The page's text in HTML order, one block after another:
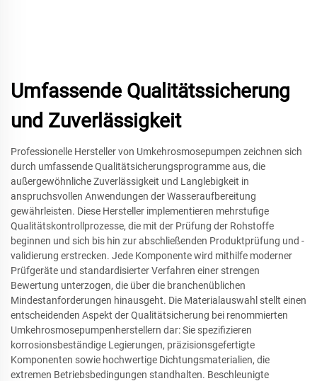
Umfassende Qualitätssicherung
und Zuverlässigkeit
Professionelle Hersteller von Umkehrosmosepumpen zeichnen sich
durch umfassende Qualitätsicherungsprogramme aus, die
außergewöhnliche Zuverlässigkeit und Langlebigkeit in
anspruchsvollen Anwendungen der Wasseraufbereitung
gewährleisten. Diese Hersteller implementieren mehrstufige
Qualitätskontrollprozesse, die mit der Prüfung der Rohstoffe
beginnen und sich bis hin zur abschließenden Produktprüfung und -
validierung erstrecken. Jede Komponente wird mithilfe moderner
Prüfgeräte und standardisierter Verfahren einer strengen
Bewertung unterzogen, die über die branchenüblichen
Mindestanforderungen hinausgeht. Die Materialauswahl stellt einen
entscheidenden Aspekt der Qualitätsicherung bei renommierten
Umkehrosmosepumpenherstellern dar: Sie spezifizieren
korrosionsbeständige Legierungen, präzisionsgefertigte
Komponenten sowie hochwertige Dichtungsmaterialien, die
extremen Betriebsbedingungen standhalten. Beschleunigte